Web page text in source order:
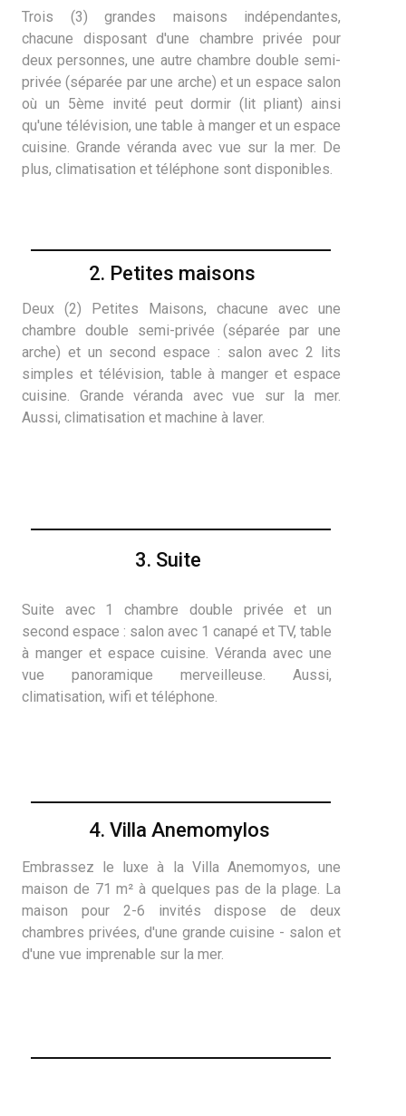
Trois (3) grandes maisons indépendantes,
chacune disposant d'une chambre privée pour
deux personnes, une autre chambre double semi-
privée (séparée par une arche) et un espace salon
où un 5ème invité peut dormir (lit pliant) ainsi
qu'une télévision, une table à manger et un espace
cuisine. Grande véranda avec vue sur la mer. De
plus, climatisation et téléphone sont disponibles.
2. Petites maisons
3. Suite
4. Villa Anemomylos
Deux (2) Petites Maisons, chacune avec une
chambre double semi-privée (séparée par une
arche) et un second espace : salon avec 2 lits
simples et télévision, table à manger et espace
cuisine. Grande véranda avec vue sur la mer.
Aussi, climatisation et machine à laver.
Suite avec 1 chambre double privée et un
second espace : salon avec 1 canapé et TV, table
à manger et espace cuisine. Véranda avec une
vue panoramique merveilleuse. Aussi,
climatisation, wifi et téléphone.
Embrassez le luxe à la Villa Anemomyos, une
maison de 71 m² à quelques pas de la plage. La
maison pour 2-6 invités dispose de deux
chambres privées, d'une grande cuisine - salon et
d'une vue imprenable sur la mer.